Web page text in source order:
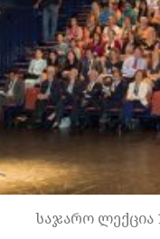
საჯარო ლექცია